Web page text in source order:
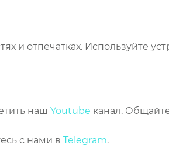
и отпечатках. Используйте
наш Youtube канал.
с нами в Telegram.